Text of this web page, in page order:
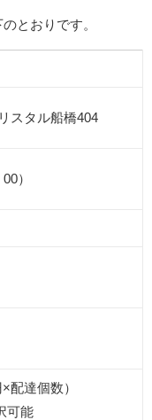
とおりです。
スタル船橋404
）
配達個数）
可能